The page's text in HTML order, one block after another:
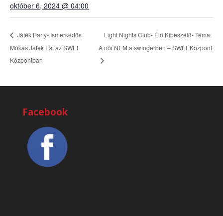
október 6, 2024 @ 04:00
Játék Party- Ismerkedős
Mókás Játék Est az SWLT
Központban
Light Nights Club- Élő Kibeszélő- Téma:
A női NEM a swingerben – SWLT Központ
Facebook